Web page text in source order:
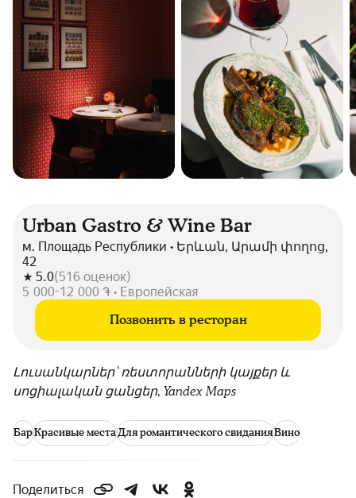
Urban Gastro & Wine Bar
м. Площадь Республики • Երևան, Արամի փողոց,
42
5.0(516 оценок)
5 000-12 000 ֏ • Европейская
Позвонить в ресторан
Լուսանկարներ՝ ռեստորանների կայքեր և
սոցիալական ցանցեր, Yandex Maps
БарКрасивые местаДля романтического свиданияВино
Поделиться